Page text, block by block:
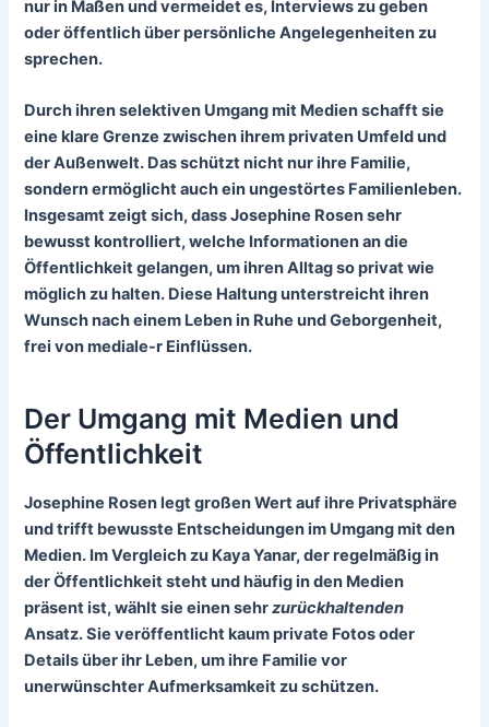
nur in Maßen und vermeidet es, Interviews zu geben
oder öffentlich über persönliche Angelegenheiten zu
sprechen.
Durch ihren selektiven Umgang mit Medien schafft sie
eine klare Grenze zwischen ihrem privaten Umfeld und
der Außenwelt. Das schützt nicht nur ihre Familie,
sondern ermöglicht auch ein ungestörtes Familienleben.
Insgesamt zeigt sich, dass Josephine Rosen sehr
bewusst kontrolliert, welche Informationen an die
Öffentlichkeit gelangen, um ihren Alltag so privat wie
möglich zu halten. Diese Haltung unterstreicht ihren
Wunsch nach einem Leben in Ruhe und Geborgenheit,
frei von mediale-r Einflüssen.
Der Umgang mit Medien und
Öffentlichkeit
Josephine Rosen legt großenWert auf ihre Privatsphäre
und trifft bewusste Entscheidungen im Umgang mit den
Medien. Im Vergleich zu Kaya Yanar, der regelmäßig in
der Öffentlichkeit steht und häufig in den Medien
präsent ist, wählt sie einen sehrzurückhaltenden
Ansatz. Sie veröffentlicht kaum private Fotos oder
Details über ihr Leben, um ihre Familie vor
unerwünschter Aufmerksamkeitzu schützen.